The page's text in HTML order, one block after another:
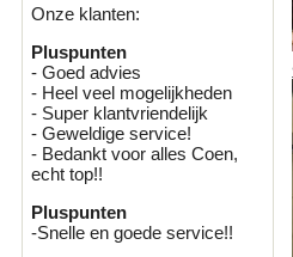
Onze klanten:
Pluspunten
- Goed advies
- Heel veel mogelijkheden
- Super klantvriendelijk
- Geweldige service!
- Bedankt voor alles Coen,
echt top!!
Pluspunten
-Snelle en goede service!!